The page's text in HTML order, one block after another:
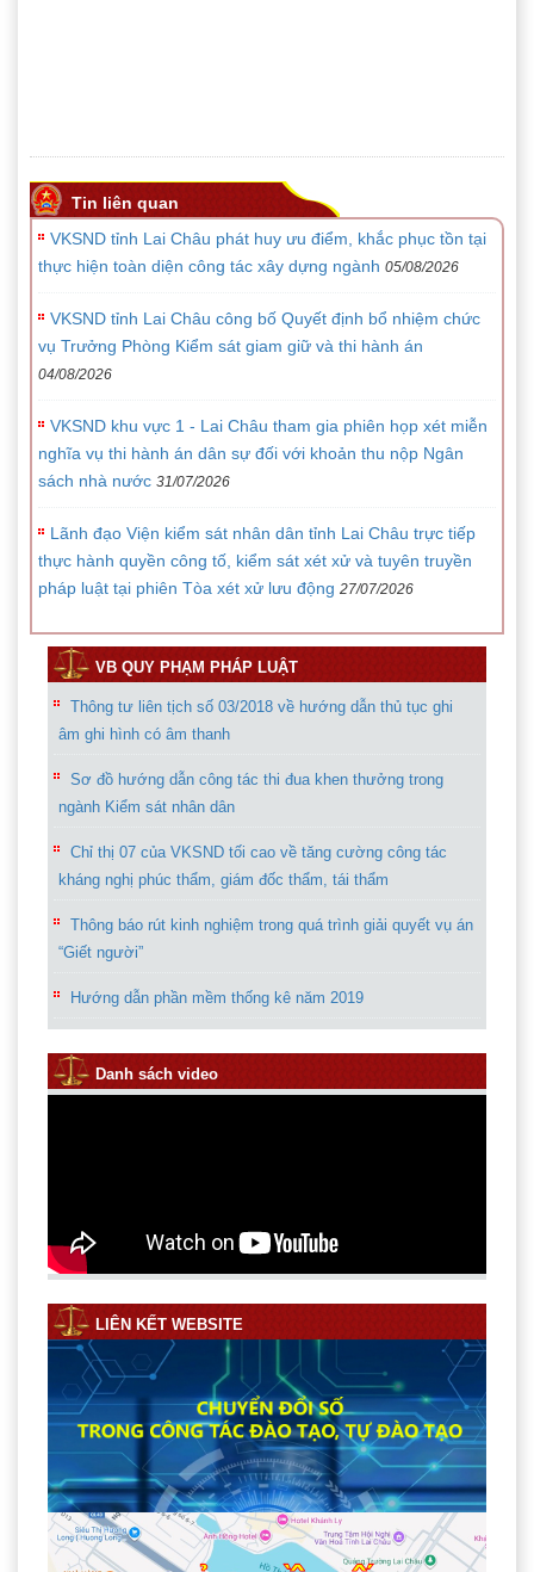
Tin liên quan
VKSND tỉnh Lai Châu phát huy ưu điểm, khắc phục tồn tại
thực hiện toàn diện công tác xây dựng ngành 05/08/2026
VKSND tỉnh Lai Châu công bố Quyết định bổ nhiệm chức
vụ Trưởng Phòng Kiểm sát giam giữ và thi hành án
04/08/2026
VKSND khu vực 1 - Lai Châu tham gia phiên họp xét miễn
nghĩa vụ thi hành án dân sự đối với khoản thu nộp Ngân
sách nhà nước 31/07/2026
Lãnh đạo Viện kiểm sát nhân dân tỉnh Lai Châu trực tiếp
thực hành quyền công tố, kiểm sát xét xử và tuyên truyền
pháp luật tại phiên Tòa xét xử lưu động 27/07/2026
VB QUY PHẠM PHÁP LUẬT
Thông tư liên tịch số 03/2018 về hướng dẫn thủ tục ghi
âm ghi hình có âm thanh
Sơ đồ hướng dẫn công tác thi đua khen thưởng trong
ngành Kiểm sát nhân dân
Chỉ thị 07 của VKSND tối cao về tăng cường công tác
kháng nghị phúc thẩm, giám đốc thẩm, tái thẩm
Thông báo rút kinh nghiệm trong quá trình giải quyết vụ án
“Giết người”
Hướng dẫn phần mềm thống kê năm 2019
dân
Danh sách video
LIÊN KẾT WEBSITE